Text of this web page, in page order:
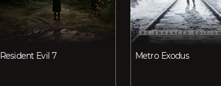
Resident Evil 7 Metro Exodus